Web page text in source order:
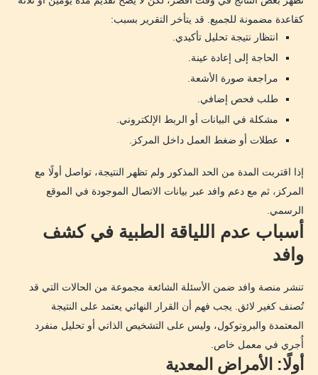
كقاعدة مضمونة للجميع. قد يتأخر التقرير بسبب:
انتظار نتيجة تحليل تأكيدي.
الحاجة إلى إعادة عينة.
مراجعة صورة الأشعة.
طلب فحص إضافي.
مشكلة في البيانات أو الربط الإلكتروني.
عطلات أو ضغط العمل داخل المركز.
إذا اقتربت المدة من الحد المذكور ولم تظهر النتيجة، تواصل أولًا مع
المركز، ثم مع دعم وافد عبر بيانات الاتصال الموجودة في الموقع
الرسمي.
أسباب عدم اللياقة الطبية في كشف
وافد
تنشر منصة وافد ضمن الأسئلة الشائعة مجموعة من الحالات التي قد
تُصنف كغير لائق. يجب فهم أن القرار النهائي يعتمد على النتيجة
المعتمدة والبروتوكول، وليس على التشخيص الذاتي أو تحليل منفرد
أُجري في معمل خاص.
أولًا: الأمراض المعدية